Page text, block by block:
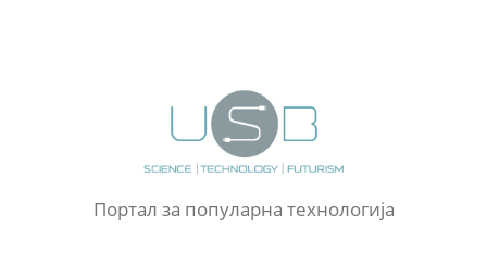
Портал за популарна технологија